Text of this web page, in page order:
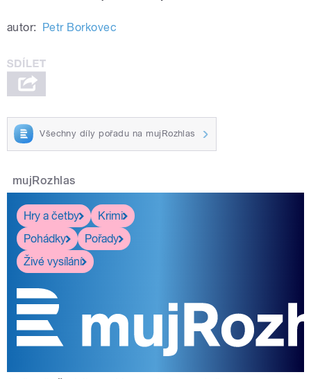
autor: Petr Borkovec
Všechny díly pořadu na mujRozhlas
mujRozhlas
Hry a četby
Krimi
Pohádky
Pořady
Živé vysílání